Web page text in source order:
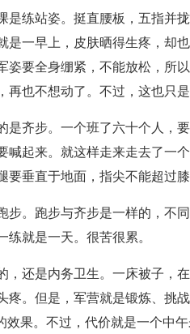
是练站姿。挺直腰板，五指并
是一早上，皮肤晒得生疼，却
姿要全身绷紧，不能放松，所
再也不想动了。不过，这也只
是齐步。一个班了六十个人，
喊起来。就这样走来走去了一
要垂直于地面，指尖不能超过
步。跑步与齐步是一样的，不
练就是一天。很苦很累。
，还是内务卫生。一床被子，
疼。但是，军营就是锻炼、挑
效果。不过，代价就是一个中